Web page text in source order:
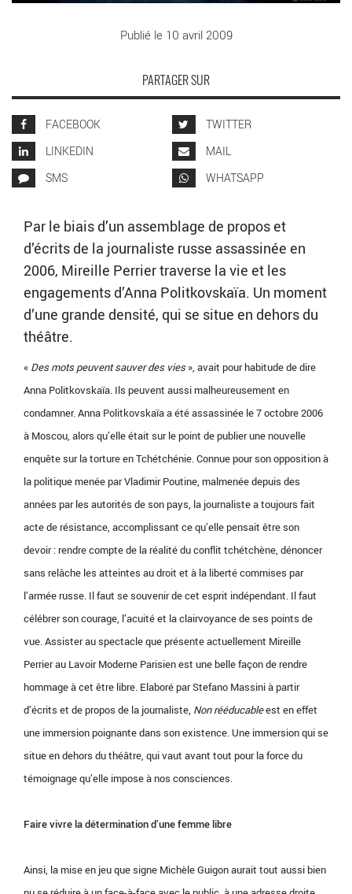
Publié le 10 avril 2009
PARTAGER SUR
FACEBOOK
TWITTER
LINKEDIN
MAIL
SMS
WHATSAPP
Par le biais d’un assemblage de propos et
d’écrits de la journaliste russe assassinée en
2006, Mireille Perrier traverse la vie et les
engagements d’Anna Politkovskaïa. Un moment
d’une grande densité, qui se situe en dehors du
théâtre.
« Des mots peuvent sauver des vies», avait pour habitude de dire
Anna Politkovskaïa. Ils peuvent aussi malheureusement en
condamner. Anna Politkovskaïa a été assassinée le 7 octobre 2006
à Moscou, alors qu’elle était sur le point de publier une nouvelle
enquête sur la torture en Tchétchénie. Connue pour son opposition à
la politique menée par Vladimir Poutine, malmenée depuis des
années par les autorités de son pays, la journaliste a toujours fait
acte de résistance, accomplissant ce qu’elle pensait être son
devoir : rendre compte de la réalité du conflit tchétchène, dénoncer
sans relâche les atteintes au droit et à la liberté commises par
l’armée russe. Il faut se souvenir de cet esprit indépendant. Il faut
célébrer son courage, l’acuité et la clairvoyance de ses points de
vue. Assister au spectacle que présente actuellement Mireille
Perrier au Lavoir Moderne Parisien est une belle façon de rendre
hommage à cet être libre. Elaboré par Stefano Massini à partir
d’écrits et de propos de la journaliste, Non rééducableest en effet
une immersion poignante dans son existence. Une immersion qui se
situe en dehors du théâtre, qui vaut avant tout pour la force du
témoignage qu’elle impose à nos consciences.
Faire vivre la détermination d’une femme libre
Ainsi, la mise en jeu que signe Michèle Guigon aurait tout aussi bien